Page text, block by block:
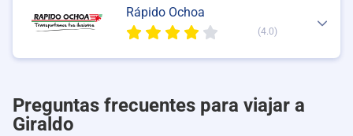
Rápido Ochoa
(4.0)
Preguntas frecuentes para viajar a
Giraldo